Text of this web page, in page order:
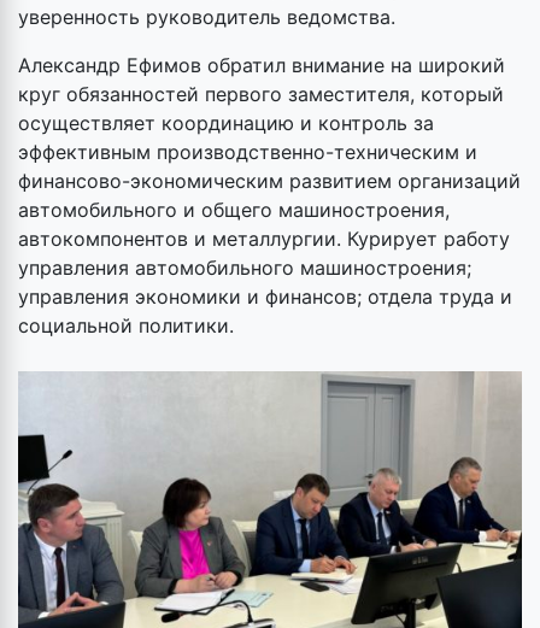
уверенность руководитель ведомства.
Александр Ефимов обратил внимание на широкий
круг обязанностей первого заместителя, который
осуществляет координацию и контроль за
эффективным производственно-техническим и
финансово-экономическим развитием организаций
автомобильного и общего машиностроения,
автокомпонентов и металлургии. Курирует работу
управления автомобильного машиностроения;
управления экономики и финансов; отдела труда и
социальной политики.